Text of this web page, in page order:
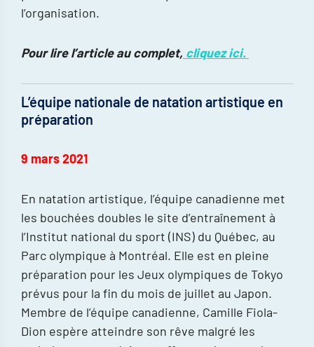
l’organisation.
Pour lire l’article au complet, cliquez ici.
L’équipe nationale de natation artistique en
préparation
9 mars 2021
En natation artistique, l’équipe canadienne met
les bouchées doubles le site d’entraînement à
l’Institut national du sport (INS) du Québec, au
Parc olympique à Montréal. Elle est en pleine
préparation pour les Jeux olympiques de Tokyo
prévus pour la fin du mois de juillet au Japon.
Membre de l’équipe canadienne, Camille Fiola-
Dion espère atteindre son rêve malgré les